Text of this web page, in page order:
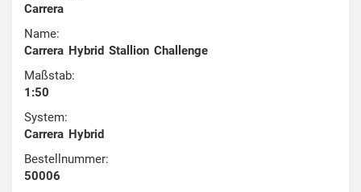
Carrera
Name:
Carrera Hybrid Stallion Challenge
Maßstab:
1:50
System:
Carrera Hybrid
Bestellnummer:
50006